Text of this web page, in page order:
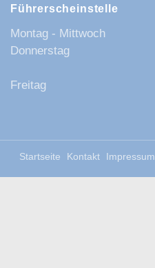
Führerscheinstelle
Montag - Mittwoch
Donnerstag
Freitag
Startseite Kontakt Impressum